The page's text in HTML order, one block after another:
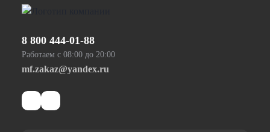
8 800 444-01-88
Работаем с 08:00 до 20:00
mf.zakaz@yandex.ru